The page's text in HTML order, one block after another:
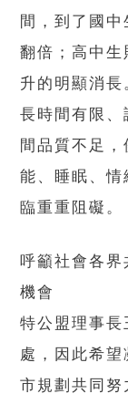
間，到了國
翻倍；高中
升的明顯消
長時間有限
間品質不足
能、睡眠、
臨重重阻礙。
呼籲社會各
機會
特公盟理事
處，因此希
市規劃共同